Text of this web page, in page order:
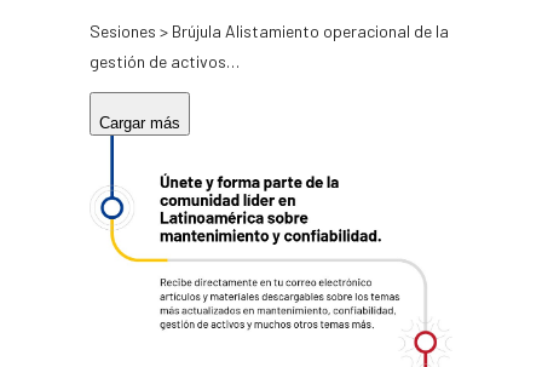
Sesiones > Brújula Alistamiento operacional de la
gestión de activos…
Cargar más